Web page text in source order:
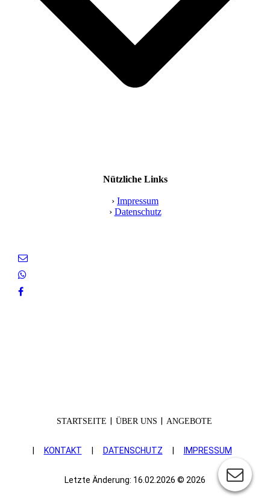
Nützliche Links
› Impressum
› Datenschutz
STARTSEITE ÜBER UNS ANGEBOTE
KONTAKT DATEN­SCHUTZ IMPRESSUM
Letzte Änderung: 16.02.2026 © 2026